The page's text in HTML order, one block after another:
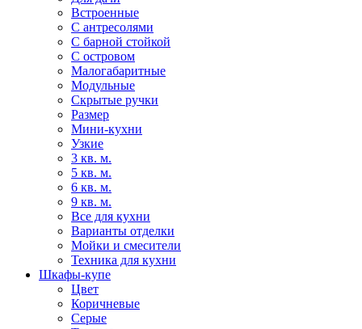
Встроенные
С антресолями
С барной стойкой
С островом
Малогабаритные
Модульные
Скрытые ручки
Размер
Мини-кухни
Узкие
3 кв. м.
5 кв. м.
6 кв. м.
9 кв. м.
Все для кухни
Варианты отделки
Мойки и смесители
Техника для кухни
Шкафы-купе
Цвет
Коричневые
Серые